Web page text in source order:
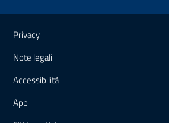
Link e informazioni utili
Privacy
Note legali
Accessibilità
App